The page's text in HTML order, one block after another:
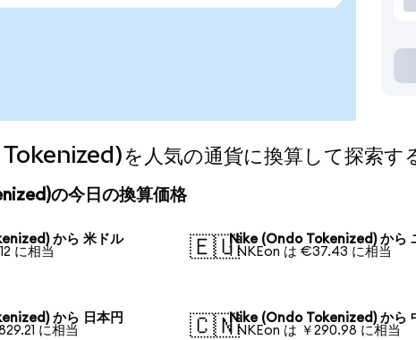
を人気の通貨に換算して探索す
の今日の換算価格
から 米ドル
に相当
🇪🇺Nike (Ondo Tokenized) から
1 NKEon は €37.43 に相当
から 日本円
に相当
🇨🇳Nike (Ondo Tokenized) から
1 NKEon は ￥290.98 に相当